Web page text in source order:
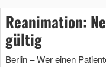
Reanimation:
gültig
Berlin – Wer einen